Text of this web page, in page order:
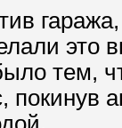
это
тем,
покинув